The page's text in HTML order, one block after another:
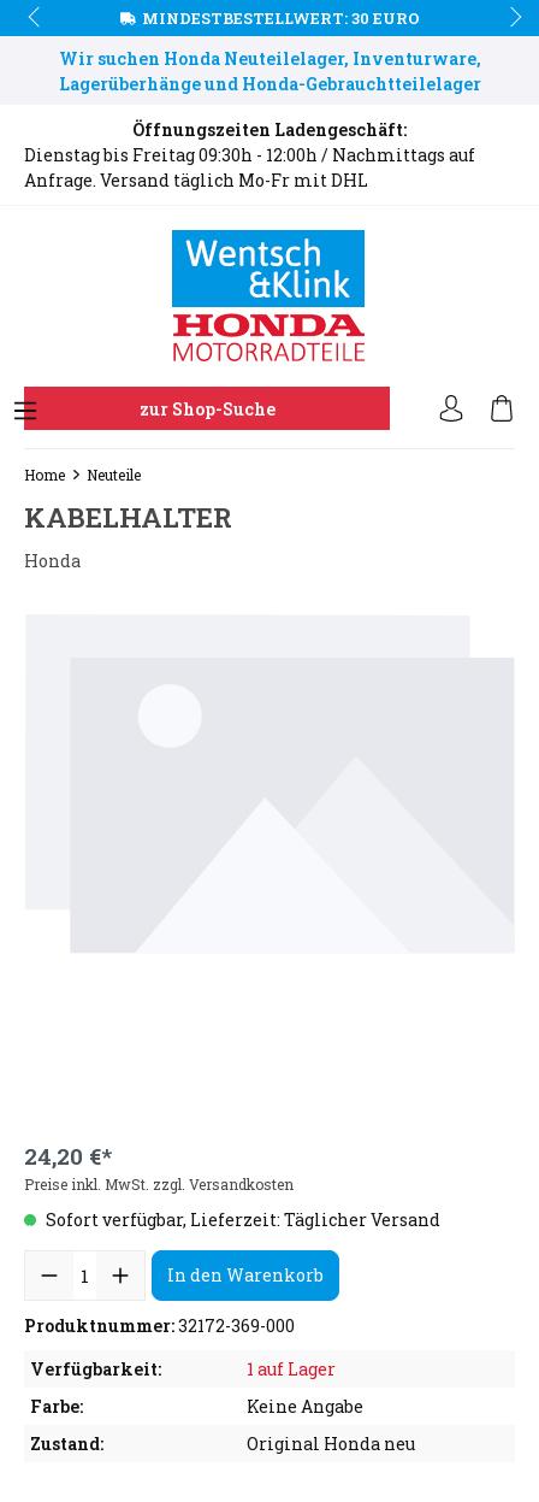
MINDESTBESTELLWERT: 30 EURO
Wir suchen Honda Neuteilelager, Inventurware,
Lagerüberhänge und Honda-Gebrauchtteilelager
Öffnungszeiten Ladengeschäft:
Dienstag bis Freitag 09:30h - 12:00h / Nachmittags auf
Anfrage. Versand täglich Mo-Fr mit DHL
zur Shop-Suche
Home Neuteile
KABELHALTER
Honda
24,20 €*
Preise inkl. MwSt. zzgl. Versandkosten
Sofort verfügbar, Lieferzeit: Täglicher Versand
In den Warenkorb
Produktnummer:32172-369-000
Verfügbarkeit:
1 auf Lager
Farbe:
Keine Angabe
Zustand:
Original Honda neu